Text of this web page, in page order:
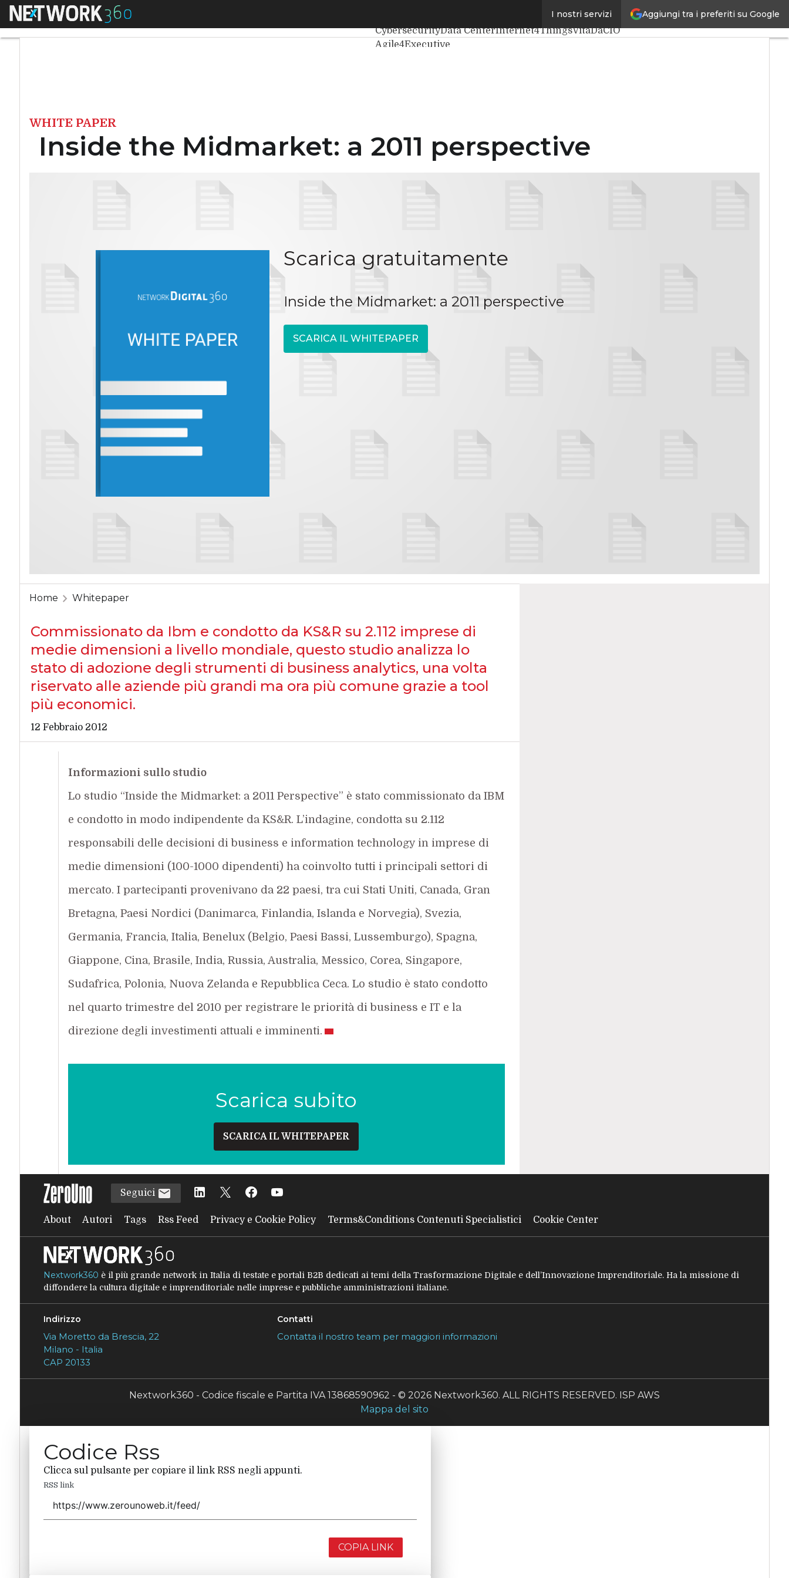
Aggiungi tra i preferiti su Google
I nostri servizi
Menu
Big Data
CybersecurityData CenterInternet4ThingsVitaDaCIO
Agile4Executive
WHITE PAPER
Inside the Midmarket: a 2011 perspective
Scarica gratuitamente
Inside the Midmarket: a 2011 perspective
SCARICA IL WHITEPAPER
Home Whitepaper
Commissionato da Ibm e condotto da KS&R su 2.112 imprese di
medie dimensioni a livello mondiale, questo studio analizza lo
stato di adozione degli strumenti di business analytics, una volta
riservato alle aziende più grandi ma ora più comune grazie a tool
più economici.
12 Febbraio 2012
Informazioni sullo studio
Lo studio “Inside the Midmarket: a 2011 Perspective” è stato commissionato da IBM
e condotto in modo indipendente da KS&R. L’indagine, condotta su 2.112
responsabili delle decisioni di business e information technology in imprese di
medie dimensioni (100-1000 dipendenti) ha coinvolto tutti i principali settori di
mercato. I partecipanti provenivano da 22 paesi, tra cui Stati Uniti, Canada, Gran
Bretagna, Paesi Nordici (Danimarca, Finlandia, Islanda e Norvegia), Svezia,
Germania, Francia, Italia, Benelux (Belgio, Paesi Bassi, Lussemburgo), Spagna,
Giappone, Cina, Brasile, India, Russia, Australia, Messico, Corea, Singapore,
Sudafrica, Polonia, Nuova Zelanda e Repubblica Ceca. Lo studio è stato condotto
nel quarto trimestre del 2010 per registrare le priorità di business e IT e la
direzione degli investimenti attuali e imminenti.
Scarica subito
SCARICA IL WHITEPAPER
Seguici
About Autori Tags Rss Feed Privacy e Cookie Policy Terms&Conditions Contenuti Specialistici Cookie Center
Nextwork360 è il più grande network in Italia di testate e portali B2B dedicati ai temi della Trasformazione Digitale e dell’Innovazione Imprenditoriale. Ha la missione di
diffondere la cultura digitale e imprenditoriale nelle imprese e pubbliche amministrazioni italiane.
Indirizzo
Via Moretto da Brescia, 22
Milano - Italia
CAP 20133
Contatti
Contatta il nostro team per maggiori informazioni
Nextwork360 - Codice fiscale e Partita IVA 13868590962 - © 2026 Nextwork360. ALL RIGHTS RESERVED. ISP AWS
Mappa del sito
Codice Rss
Clicca sul pulsante per copiare il link RSS negli appunti.
RSS link
COPIA LINK